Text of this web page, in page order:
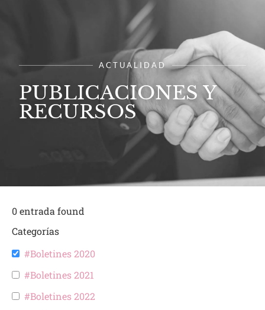
ACTUALIDAD
PUBLICACIONES Y
RECURSOS
0entrada found
Categorías
#Boletines 2020
#Boletines 2021
#Boletines 2022